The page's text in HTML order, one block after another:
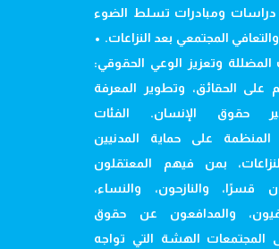
دراسات ومبادرات تسلط الضوء
المجتمعي بعد النزاعات. •
وتعزيز الوعي الحقوقي:
على الحقائق، وتطوير المعرفة
حقوق الإنسان. الفئات
على حماية المدنيين
بمن فيهم المعتقلون
قسرًا، والنازحون، والنساء،
والمدافعون عن حقوق
المجتمعات الهشة التي تواجه